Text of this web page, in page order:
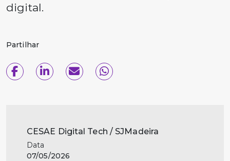
digital.
Partilhar
CESAE Digital Tech / SJMadeira
Data
07/05/2026